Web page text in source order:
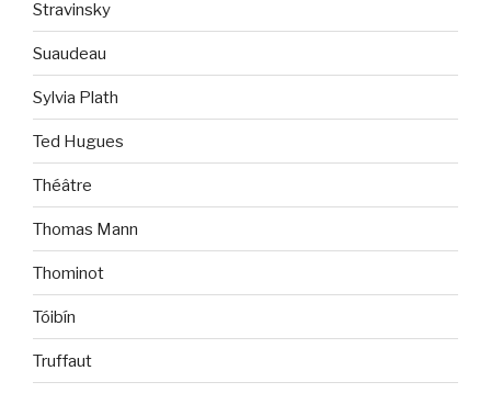
Stravinsky
Suaudeau
Sylvia Plath
Ted Hugues
Théâtre
Thomas Mann
Thominot
Tóibín
Truffaut